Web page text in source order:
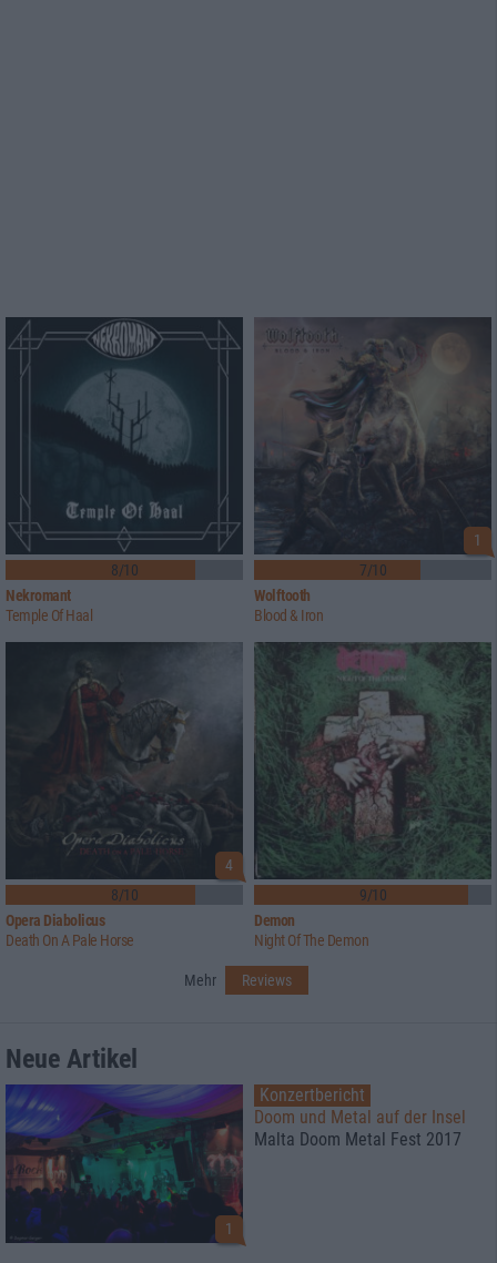
8/10
Nekromant
Temple Of Haal
1
7/10
Wolftooth
Blood & Iron
4
8/10
Opera Diabolicus
Death On A Pale Horse
9/10
Demon
Night Of The Demon
Mehr Reviews
Neue Artikel
1
Konzertbericht
Doom und Metal auf der Insel
Malta Doom Metal Fest 2017